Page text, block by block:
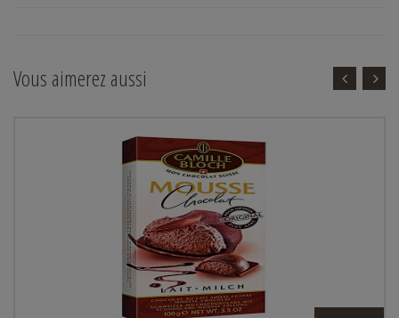
Vous aimerez aussi